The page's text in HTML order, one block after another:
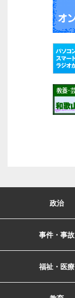
政治
事件・事故
福祉・医療